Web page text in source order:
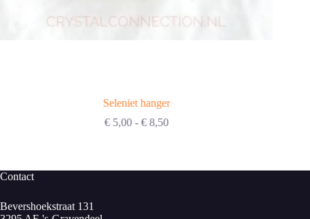
Seleniet hanger
€5,00 - €8,50Prijsklasse:
Contact
Bevershoekstraat 131